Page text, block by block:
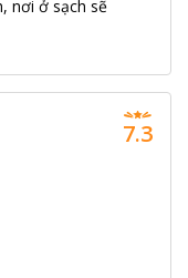
nơi ở sạch sẽ
7.3